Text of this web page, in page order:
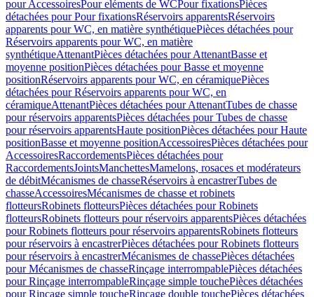
pour AccessoiresPour eléments de WCPour fixationsPièces
détachées pour Pour fixationsRéservoirs apparentsRéservoirs
apparents pour WC, en matière synthétiquePièces détachées pour
Réservoirs apparents pour WC, en matière
synthétiqueAttenantPièces détachées pour AttenantBasse et
moyenne positionPièces détachées pour Basse et moyenne
positionRéservoirs apparents pour WC, en céramiquePièces
détachées pour Réservoirs apparents pour WC, en
céramiqueAttenantPièces détachées pour AttenantTubes de chasse
pour réservoirs apparentsPièces détachées pour Tubes de chasse
pour réservoirs apparentsHaute positionPièces détachées pour Haute
positionBasse et moyenne positionAccessoiresPièces détachées pour
AccessoiresRaccordementsPièces détachées pour
RaccordementsJointsManchettesMamelons, rosaces et modérateurs
de débitMécanismes de chasseRéservoirs à encastrerTubes de
chasseAccessoiresMécanismes de chasse et robinets
flotteursRobinets flotteursPièces détachées pour Robinets
flotteursRobinets flotteurs pour réservoirs apparentsPièces détachées
pour Robinets flotteurs pour réservoirs apparentsRobinets flotteurs
pour réservoirs à encastrerPièces détachées pour Robinets flotteurs
pour réservoirs à encastrerMécanismes de chassePièces détachées
pour Mécanismes de chasseRinçage interrompablePièces détachées
pour Rinçage interrompableRinçage simple touchePièces détachées
pour Rinçage simple toucheRinçage double touchePièces détachées